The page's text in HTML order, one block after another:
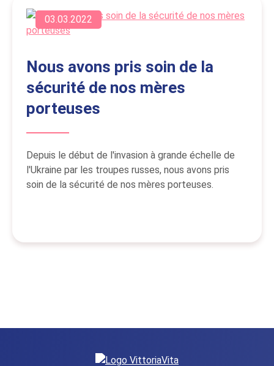
03.03.2022
Nous avons pris soin de la
sécurité de nos mères
porteuses
Depuis le début de l'invasion à grande échelle de
l'Ukraine par les troupes russes, nous avons pris
soin de la sécurité de nos mères porteuses.